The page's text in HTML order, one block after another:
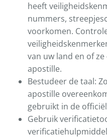
heeft
nummers,
voorkomen.
van uw land en of
apostille.
Bestudeer de taal:
apostille
gebruikt in de
Gebruik